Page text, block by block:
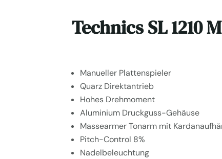
Technics SL 1210
Manueller Plattenspieler
Quarz Direktantrieb
Hohes Drehmoment
Aluminium Druckguss-Gehäuse
Massearmer Tonarm mit
Pitch-Control 8%
Nadelbeleuchtung